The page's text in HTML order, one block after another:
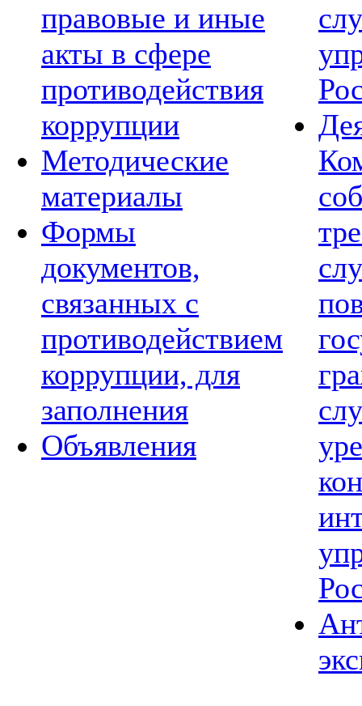
правовые и иные
акты в сфере
противодействия
коррупции
Методические
материалы
Формы
документов,
связанных с
противодействием
коррупции, для
заполнения
Объявления